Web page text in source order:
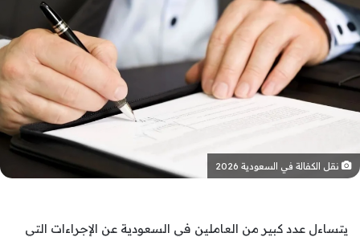
نقل الكفالة في السعودية 2026
يتساءل عدد كبير من العاملين في السعودية عن الإجراءات التي